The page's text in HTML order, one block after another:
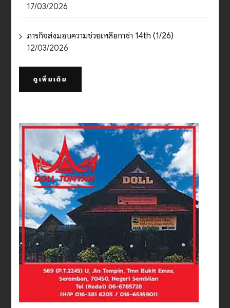
17/03/2026
ภารกิจส่งมอบความช่วยเหลือกาซ่า 14th (1/26)
12/03/2026